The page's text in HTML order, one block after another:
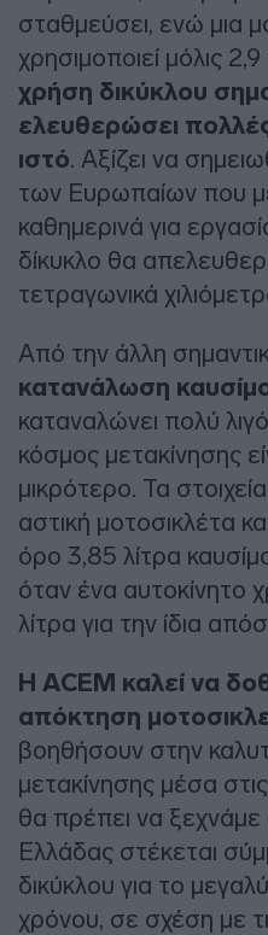
σταθμεύσει, ενώ μια
χρησιμοποιεί μόλις
χρήση δικύκλου
ελευθερώσει
ιστό. Αξίζει να
των Ευρωπαίων που
καθημερινά για
δίκυκλο θα
τετραγωνικά
Από την άλλη
κατανάλωση
καταναλώνει πολύ
κόσμος μετακίνησης
μικρότερο. Τα
αστική μοτοσικλέτα
όρο 3,85 λίτρα
όταν ένα αυτοκίνητο
λίτρα για την ίδια
Η ACEM καλεί να
απόκτηση
βοηθήσουν στην
μετακίνησης μέσα
θα πρέπει να ξεχνάμε
Ελλάδας στέκεται
δικύκλου για το
χρόνου, σε σχέση με